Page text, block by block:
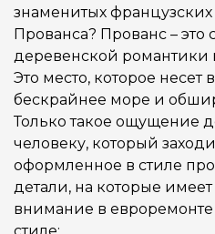
знаменитых
Прованса? Прованс – это
деревенской романтики
Это место, которое несет
бескрайнее море и
Только такое ощущение
человеку, который
оформленное в стиле
детали, на которые
внимание в евроремонте
стиле: